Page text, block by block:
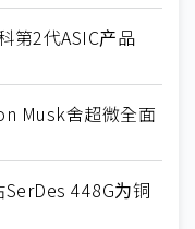
第2代ASIC产品
Musk舍超微全面
448G为铜